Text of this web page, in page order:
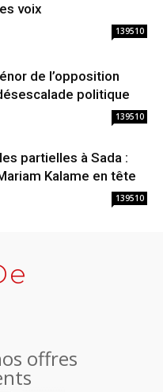
voix
139510
de l’opposition
politique
139510
partielles à Sada :
Kalame en tête
139510
offres